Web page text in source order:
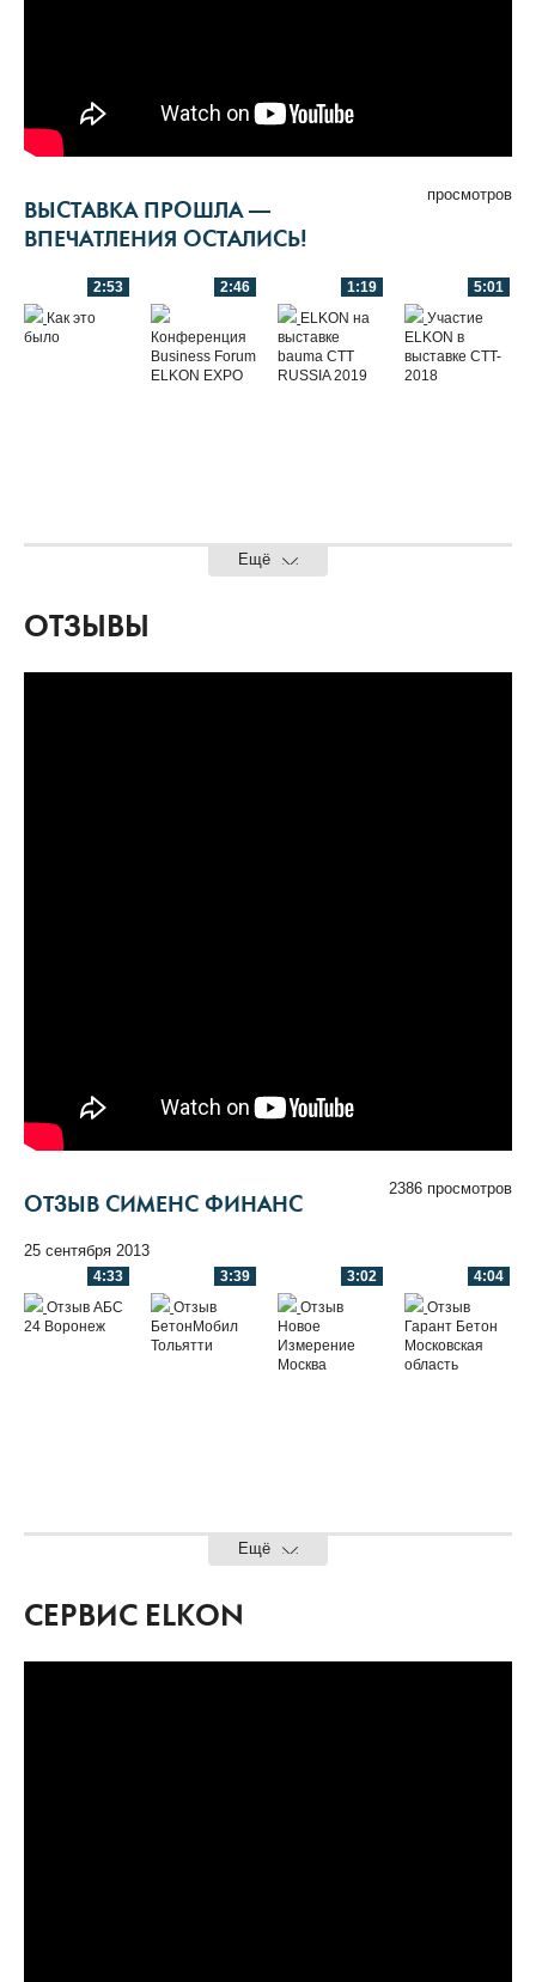
просмотров
ВЫСТАВКА ПРОШЛА —
ВПЕЧАТЛЕНИЯ ОСТАЛИСЬ!
2:53
Как это
было
2:46
Конференция
Business Forum
ELKON EXPO
1:19
ELKON на
выставке
bauma CTT
RUSSIA 2019
5:01
Участие
ELKON в
выставке СTT-
2018
Ещё
ОТЗЫВЫ
2386 просмотров
ОТЗЫВ СИМЕНС ФИНАНС
25 сентября 2013
4:33
Отзыв АБС
24 Воронеж
3:39
Отзыв
БетонМобил
Тольятти
3:02
Отзыв
Новое
Измерение
Москва
4:04
Отзыв
Гарант Бетон
Московская
область
Ещё
СЕРВИС ELKON